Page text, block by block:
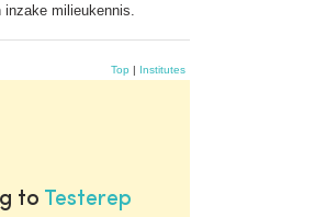
milieukennis.
Top | Institutes
to Testerep